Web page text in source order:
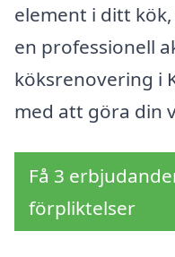
element i ditt
en professionell
köksrenovering i
med att göra din
Få 3
förpliktelser